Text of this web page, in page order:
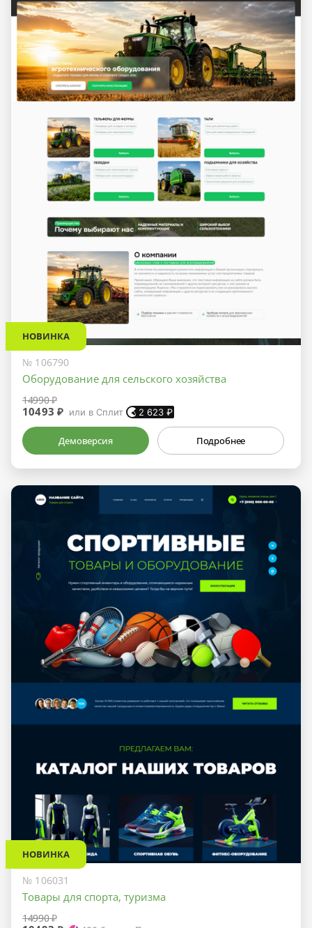
НОВИНКА
№ 106790
Оборудование для сельского хозяйства
14990 ₽
10493 ₽ или в Сплит 2 623 ₽
Демоверсия Подробнее
НОВИНКА
№ 106031
Товары для спорта, туризма
14990 ₽